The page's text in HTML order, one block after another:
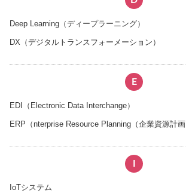
Deep Learning（ディープラーニング）
DX（デジタルトランスフォーメーション）
E
EDI（Electronic Data Interchange）
ERP（nterprise Resource Planning（企業資源計画
IoTシステム